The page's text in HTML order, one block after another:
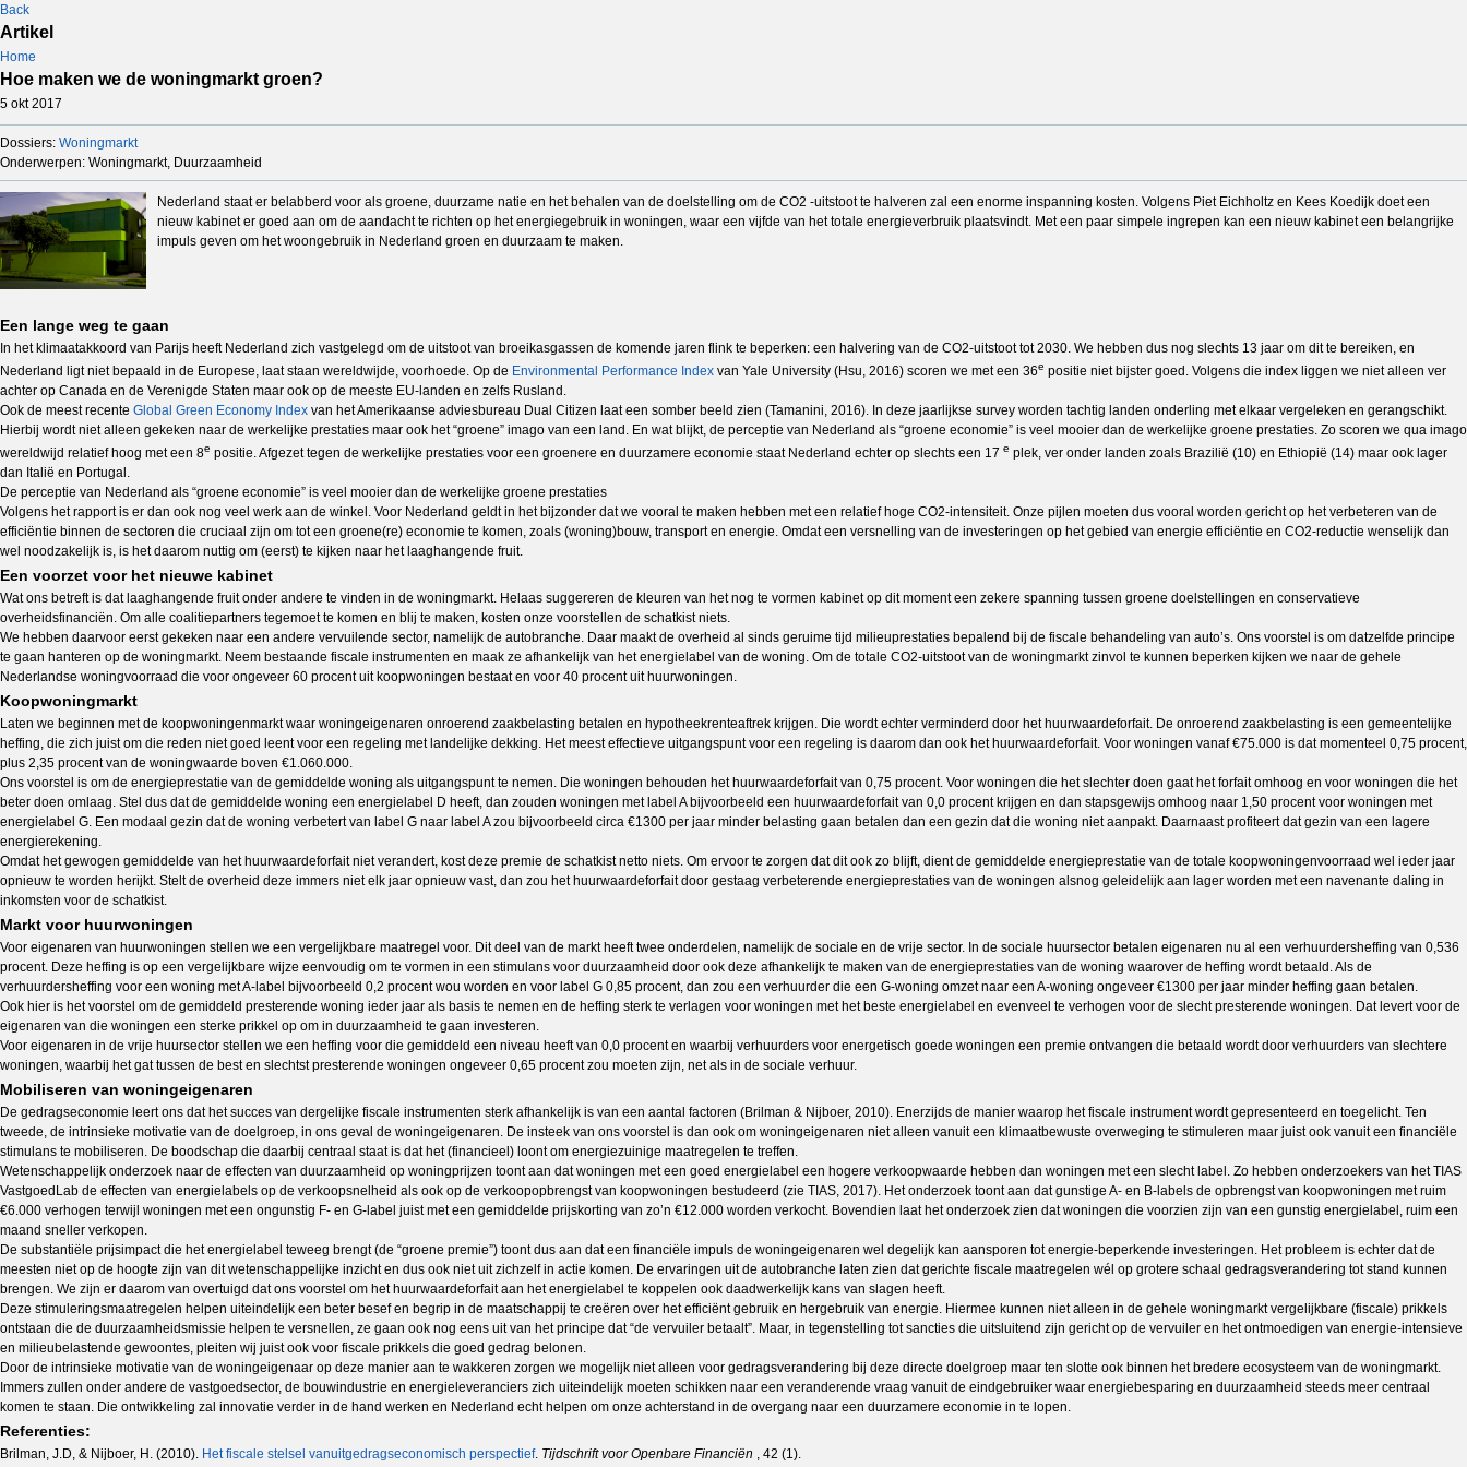
Back
Artikel
Home
Hoe maken we de woningmarkt groen?
5 okt 2017
Dossiers: Woningmarkt
Onderwerpen: Woningmarkt, Duurzaamheid
Nederland staat er belabberd voor als groene, duurzame natie en het behalen van de doelstelling om de CO2 -uitstoot te halveren zal een enorme inspanning kosten. Volgens Piet Eichholtz en Kees Koedijk doet een
nieuw kabinet er goed aan om de aandacht te richten op het energiegebruik in woningen, waar een vijfde van het totale energieverbruik plaatsvindt. Met een paar simpele ingrepen kan een nieuw kabinet een belangrijke
impuls geven om het woongebruik in Nederland groen en duurzaam te maken.
Een lange weg te gaan
In het klimaatakkoord van Parijs heeft Nederland zich vastgelegd om de uitstoot van broeikasgassen de komende jaren flink te beperken: een halvering van de CO2-uitstoot tot 2030. We hebben dus nog slechts 13 jaar om dit te bereiken, en
Nederland ligt niet bepaald in de Europese, laat staan wereldwijde, voorhoede. Op de Environmental Performance Index van Yale University (Hsu, 2016) scoren we met een 36e positie niet bijster goed. Volgens die index liggen we niet alleen ver
achter op Canada en de Verenigde Staten maar ook op de meeste EU-landen en zelfs Rusland.
Ook de meest recente Global Green Economy Index van het Amerikaanse adviesbureau Dual Citizen laat een somber beeld zien (Tamanini, 2016). In deze jaarlijkse survey worden tachtig landen onderling met elkaar vergeleken en gerangschikt.
Hierbij wordt niet alleen gekeken naar de werkelijke prestaties maar ook het “groene” imago van een land. En wat blijkt, de perceptie van Nederland als “groene economie” is veel mooier dan de werkelijke groene prestaties. Zo scoren we qua imago
wereldwijd relatief hoog met een 8e positie. Afgezet tegen de werkelijke prestaties voor een groenere en duurzamere economie staat Nederland echter op slechts een 17 e plek, ver onder landen zoals Brazilië (10) en Ethiopië (14) maar ook lager
dan Italië en Portugal.
De perceptie van Nederland als “groene economie” is veel mooier dan de werkelijke groene prestaties
Volgens het rapport is er dan ook nog veel werk aan de winkel. Voor Nederland geldt in het bijzonder dat we vooral te maken hebben met een relatief hoge CO2-intensiteit. Onze pijlen moeten dus vooral worden gericht op het verbeteren van de
efficiëntie binnen de sectoren die cruciaal zijn om tot een groene(re) economie te komen, zoals (woning)bouw, transport en energie. Omdat een versnelling van de investeringen op het gebied van energie efficiëntie en CO2-reductie wenselijk dan
wel noodzakelijk is, is het daarom nuttig om (eerst) te kijken naar het laaghangende fruit.
Een voorzet voor het nieuwe kabinet
Wat ons betreft is dat laaghangende fruit onder andere te vinden in de woningmarkt. Helaas suggereren de kleuren van het nog te vormen kabinet op dit moment een zekere spanning tussen groene doelstellingen en conservatieve
overheidsfinanciën. Om alle coalitiepartners tegemoet te komen en blij te maken, kosten onze voorstellen de schatkist niets.
We hebben daarvoor eerst gekeken naar een andere vervuilende sector, namelijk de autobranche. Daar maakt de overheid al sinds geruime tijd milieuprestaties bepalend bij de fiscale behandeling van auto’s. Ons voorstel is om datzelfde principe
te gaan hanteren op de woningmarkt. Neem bestaande fiscale instrumenten en maak ze afhankelijk van het energielabel van de woning. Om de totale CO2-uitstoot van de woningmarkt zinvol te kunnen beperken kijken we naar de gehele
Nederlandse woningvoorraad die voor ongeveer 60 procent uit koopwoningen bestaat en voor 40 procent uit huurwoningen.
Koopwoningmarkt
Laten we beginnen met de koopwoningenmarkt waar woningeigenaren onroerend zaakbelasting betalen en hypotheekrenteaftrek krijgen. Die wordt echter verminderd door het huurwaardeforfait. De onroerend zaakbelasting is een gemeentelijke
heffing, die zich juist om die reden niet goed leent voor een regeling met landelijke dekking. Het meest effectieve uitgangspunt voor een regeling is daarom dan ook het huurwaardeforfait. Voor woningen vanaf €75.000 is dat momenteel 0,75 procent,
plus 2,35 procent van de woningwaarde boven €1.060.000.
Ons voorstel is om de energieprestatie van de gemiddelde woning als uitgangspunt te nemen. Die woningen behouden het huurwaardeforfait van 0,75 procent. Voor woningen die het slechter doen gaat het forfait omhoog en voor woningen die het
beter doen omlaag. Stel dus dat de gemiddelde woning een energielabel D heeft, dan zouden woningen met label A bijvoorbeeld een huurwaardeforfait van 0,0 procent krijgen en dan stapsgewijs omhoog naar 1,50 procent voor woningen met
energielabel G. Een modaal gezin dat de woning verbetert van label G naar label A zou bijvoorbeeld circa €1300 per jaar minder belasting gaan betalen dan een gezin dat die woning niet aanpakt. Daarnaast profiteert dat gezin van een lagere
energierekening.
Omdat het gewogen gemiddelde van het huurwaardeforfait niet verandert, kost deze premie de schatkist netto niets. Om ervoor te zorgen dat dit ook zo blijft, dient de gemiddelde energieprestatie van de totale koopwoningenvoorraad wel ieder jaar
opnieuw te worden herijkt. Stelt de overheid deze immers niet elk jaar opnieuw vast, dan zou het huurwaardeforfait door gestaag verbeterende energieprestaties van de woningen alsnog geleidelijk aan lager worden met een navenante daling in
inkomsten voor de schatkist.
Markt voor huurwoningen
Voor eigenaren van huurwoningen stellen we een vergelijkbare maatregel voor. Dit deel van de markt heeft twee onderdelen, namelijk de sociale en de vrije sector. In de sociale huursector betalen eigenaren nu al een verhuurdersheffing van 0,536
procent. Deze heffing is op een vergelijkbare wijze eenvoudig om te vormen in een stimulans voor duurzaamheid door ook deze afhankelijk te maken van de energieprestaties van de woning waarover de heffing wordt betaald. Als de
verhuurdersheffing voor een woning met A-label bijvoorbeeld 0,2 procent wou worden en voor label G 0,85 procent, dan zou een verhuurder die een G-woning omzet naar een A-woning ongeveer €1300 per jaar minder heffing gaan betalen.
Ook hier is het voorstel om de gemiddeld presterende woning ieder jaar als basis te nemen en de heffing sterk te verlagen voor woningen met het beste energielabel en evenveel te verhogen voor de slecht presterende woningen. Dat levert voor de
eigenaren van die woningen een sterke prikkel op om in duurzaamheid te gaan investeren.
Voor eigenaren in de vrije huursector stellen we een heffing voor die gemiddeld een niveau heeft van 0,0 procent en waarbij verhuurders voor energetisch goede woningen een premie ontvangen die betaald wordt door verhuurders van slechtere
woningen, waarbij het gat tussen de best en slechtst presterende woningen ongeveer 0,65 procent zou moeten zijn, net als in de sociale verhuur.
Mobiliseren van woningeigenaren
De gedragseconomie leert ons dat het succes van dergelijke fiscale instrumenten sterk afhankelijk is van een aantal factoren (Brilman & Nijboer, 2010). Enerzijds de manier waarop het fiscale instrument wordt gepresenteerd en toegelicht. Ten
tweede, de intrinsieke motivatie van de doelgroep, in ons geval de woningeigenaren. De insteek van ons voorstel is dan ook om woningeigenaren niet alleen vanuit een klimaatbewuste overweging te stimuleren maar juist ook vanuit een financiële
stimulans te mobiliseren. De boodschap die daarbij centraal staat is dat het (financieel) loont om energiezuinige maatregelen te treffen.
Wetenschappelijk onderzoek naar de effecten van duurzaamheid op woningprijzen toont aan dat woningen met een goed energielabel een hogere verkoopwaarde hebben dan woningen met een slecht label. Zo hebben onderzoekers van het TIAS
VastgoedLab de effecten van energielabels op de verkoopsnelheid als ook op de verkoopopbrengst van koopwoningen bestudeerd (zie TIAS, 2017). Het onderzoek toont aan dat gunstige A- en B-labels de opbrengst van koopwoningen met ruim
€6.000 verhogen terwijl woningen met een ongunstig F- en G-label juist met een gemiddelde prijskorting van zo’n €12.000 worden verkocht. Bovendien laat het onderzoek zien dat woningen die voorzien zijn van een gunstig energielabel, ruim een
maand sneller verkopen.
De substantiële prijsimpact die het energielabel teweeg brengt (de “groene premie”) toont dus aan dat een financiële impuls de woningeigenaren wel degelijk kan aansporen tot energie-beperkende investeringen. Het probleem is echter dat de
meesten niet op de hoogte zijn van dit wetenschappelijke inzicht en dus ook niet uit zichzelf in actie komen. De ervaringen uit de autobranche laten zien dat gerichte fiscale maatregelen wél op grotere schaal gedragsverandering tot stand kunnen
brengen. We zijn er daarom van overtuigd dat ons voorstel om het huurwaardeforfait aan het energielabel te koppelen ook daadwerkelijk kans van slagen heeft.
Deze stimuleringsmaatregelen helpen uiteindelijk een beter besef en begrip in de maatschappij te creëren over het efficiënt gebruik en hergebruik van energie. Hiermee kunnen niet alleen in de gehele woningmarkt vergelijkbare (fiscale) prikkels
ontstaan die de duurzaamheidsmissie helpen te versnellen, ze gaan ook nog eens uit van het principe dat “de vervuiler betaalt”. Maar, in tegenstelling tot sancties die uitsluitend zijn gericht op de vervuiler en het ontmoedigen van energie-intensieve
en milieubelastende gewoontes, pleiten wij juist ook voor fiscale prikkels die goed gedrag belonen.
Door de intrinsieke motivatie van de woningeigenaar op deze manier aan te wakkeren zorgen we mogelijk niet alleen voor gedragsverandering bij deze directe doelgroep maar ten slotte ook binnen het bredere ecosysteem van de woningmarkt.
Immers zullen onder andere de vastgoedsector, de bouwindustrie en energieleveranciers zich uiteindelijk moeten schikken naar een veranderende vraag vanuit de eindgebruiker waar energiebesparing en duurzaamheid steeds meer centraal
komen te staan. Die ontwikkeling zal innovatie verder in de hand werken en Nederland echt helpen om onze achterstand in de overgang naar een duurzamere economie in te lopen.
Referenties:
Brilman, J.D, & Nijboer, H. (2010). Het fiscale stelsel vanuitgedragseconomisch perspectief. Tijdschrift voor Openbare Financiën , 42 (1).